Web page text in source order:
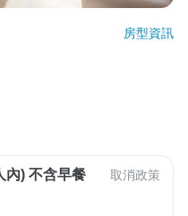
房型資訊
內) 不含早餐 取消政策